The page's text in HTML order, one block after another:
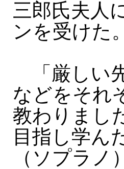
三郎氏夫人
ンを受けた。
「厳しい
などをそれ
教わりまし
目指し学ん
（ソプラ